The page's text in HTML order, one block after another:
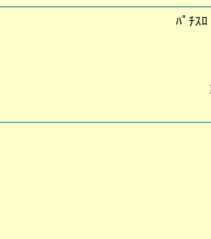
ﾊﾟﾁｽ